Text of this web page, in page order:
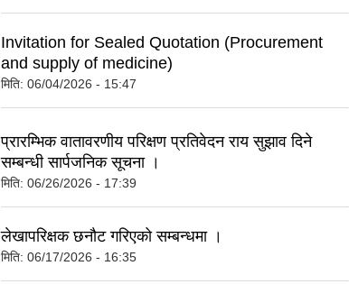
Invitation for Sealed Quotation (Procurement
and supply of medicine)
मिति: 06/04/2026 - 15:47
प्रारम्भिक वातावरणीय परिक्षण प्रतिवेदन राय सुझाव दिने
सम्बन्धी सार्पजनिक सूचना ।
मिति: 06/26/2026 - 17:39
लेखापरिक्षक छनौट गरिएको सम्बन्धमा ।
मिति: 06/17/2026 - 16:35